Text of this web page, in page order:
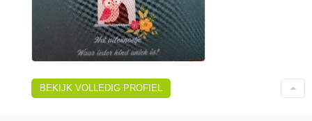
BEKIJK VOLLEDIG PROFIEL